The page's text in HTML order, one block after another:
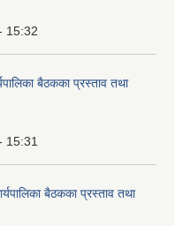
15:32
बैठकका प्रस्ताव तथा
15:31
बैठकका प्रस्ताव तथा